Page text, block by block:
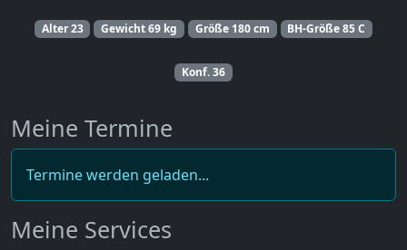
Alter23 Gewicht69 kg Größe 180 cm BH-Größe85 C
Konf.36
Meine Termine
Termine werden geladen...
Meine Services